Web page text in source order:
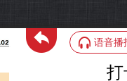
打
语音播